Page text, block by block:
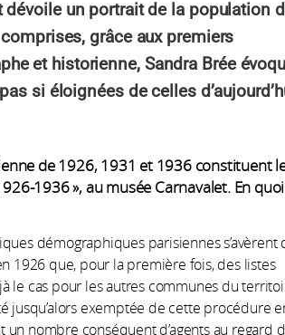
dévoile un portrait de la population
grâce aux premiers
et historienne, Sandra Brée
si éloignées de celles
de 1926, 1931 et 1936 constituent
1936 », au musée Carnavalet. En
démographiques parisiennes s’avèrent
1926 que, pour la première fois, des listes
le cas pour les autres communes du
jusqu’alors exemptée de cette procédure
un nombre conséquent d’agents au regard